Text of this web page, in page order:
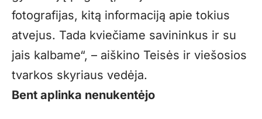
fotografijas, kitą informaciją apie tokius
atvejus. Tada kviečiame savininkus ir su
jais kalbame“, – aiškino Teisės ir viešosios
tvarkos skyriaus vedėja.
Bent aplinka nenukentėjo